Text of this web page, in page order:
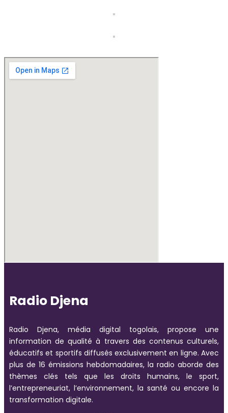
Radio Djena
Radio Djena, média digital togolais, propose une
information de qualité à travers des contenus culturels,
éducatifs et sportifs diffusés exclusivement en ligne. Avec
plus de 16 émissions hebdomadaires, la radio aborde des
thèmes clés tels que les droits humains, le sport,
l’entrepreneuriat, l’environnement, la santé ou encore la
transformation digitale.